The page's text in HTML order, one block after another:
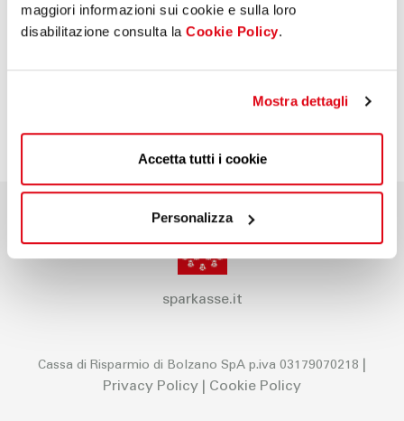
maggiori informazioni sui cookie e sulla loro
disabilitazione consulta la Cookie Policy.
Mostra dettagli
Accetta tutti i cookie
Personalizza
sparkasse.it
Cassa di Risparmio di Bolzano SpA p.iva 03179070218
Privacy Policy
Cookie Policy